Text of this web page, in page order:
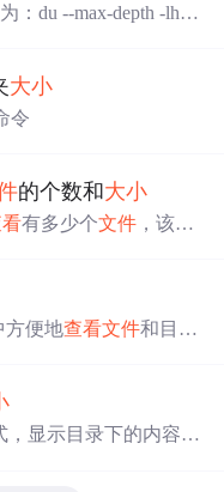
：du --max-depth -lh
件，包括
depth 1 -lh 设置
大小
令
的个数和大小
有多少个文件 ，该命
设备
所有文件，包括子目
过滤ls的输出信息，
看整个电脑的目录数
方便地查看文件和目录
，显示目录下的内容列